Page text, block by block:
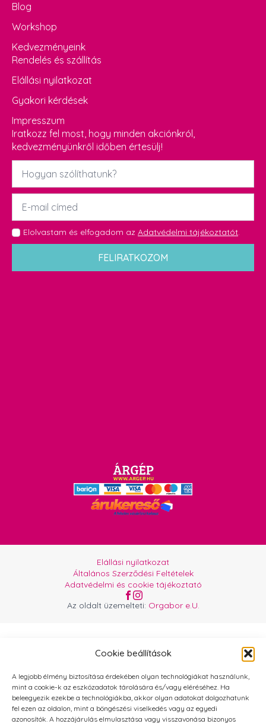
Cookie beállítások
A legjobb élmény biztosítása érdekében olyan technológiákat használunk,
mint a cookie-k az eszközadatok tárolására és/vagy eléréséhez. Ha
beleegyezik ezekbe a technológiákba, akkor olyan adatokat dolgozhatunk
fel ezen az oldalon, mint a böngészési viselkedés vagy az egyedi
azonosítók. A hozzájárulás elmulasztása vagy visszavonása bizonyos
Blog
Workshop
Kedvezményeink
Rendelés és szállítás
Elállási nyilatkozat
Gyakori kérdések
Impresszum
Iratkozz fel most, hogy minden akciónkról,
kedvezményünkről időben értesülj!
Név
Email
GDPR
*
Elolvastam és elfogadom az Adatvédelmi tájékoztatót.
FELIRATKOZOM
Az oldalt üzemelteti: Orgabor e.U.
Elállási nyilatkozat
Általános Szerződési Feltételek
Adatvédelmi és cookie tájékoztató